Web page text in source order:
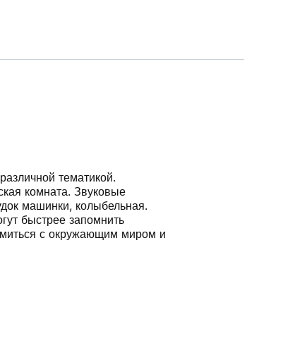
тематикой.
комната. Звуковые
машинки, колыбельная.
быстрее запомнить
с окружающим миром и